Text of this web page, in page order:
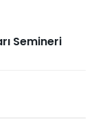
Semineri